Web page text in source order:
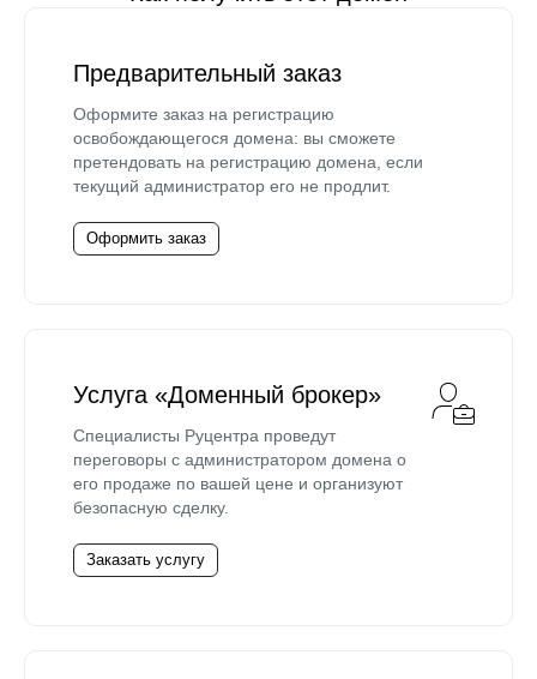
Предварительный заказ
Оформите заказ на регистрацию
освобождающегося домена: вы сможете
претендовать на регистрацию домена, если
текущий администратор его не продлит.
Оформить заказ
Услуга «Доменный брокер»
Специалисты Руцентра проведут
переговоры с администратором домена о
его продаже по вашей цене и организуют
безопасную сделку.
Заказать услугу